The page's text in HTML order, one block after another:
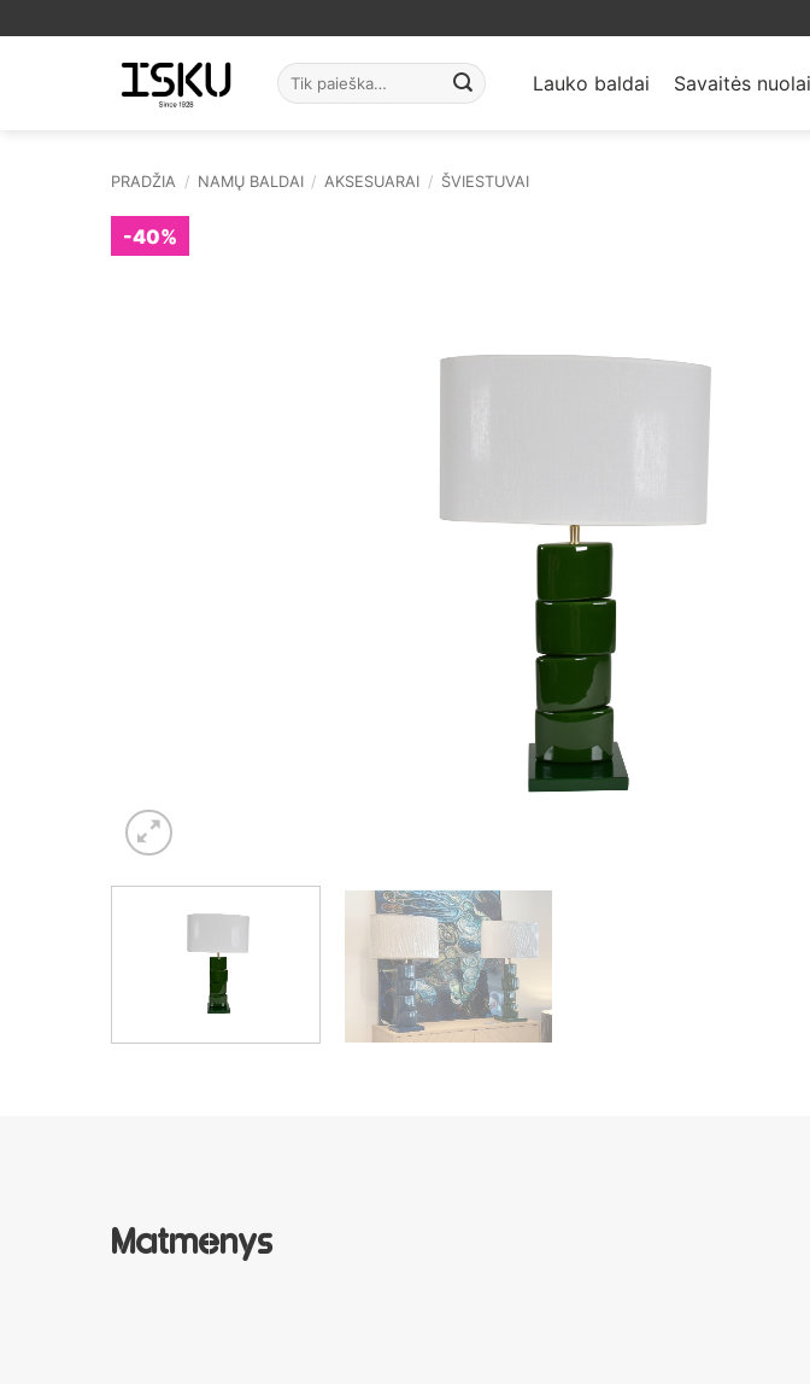
to
Ieškoti: Lauko baldai Savaitės
PRADŽIA / NAMŲ BALDAI / AKSESUARAI / ŠVIESTUVAI
-40%
Matmenys